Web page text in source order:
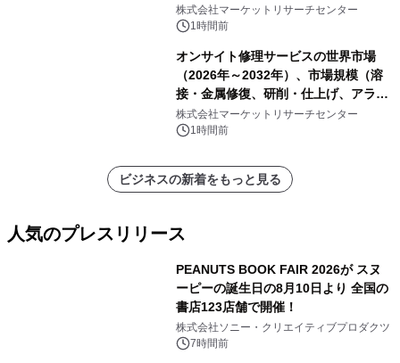
表
株式会社マーケットリサーチセンター
1時間前
オンサイト修理サービスの世界市場
（2026年～2032年）、市場規模（溶
接・金属修復、研削・仕上げ、アライ
メント、その他）・分析レポートを発
表
株式会社マーケットリサーチセンター
1時間前
ビジネスの新着をもっと見る
人気のプレスリリース
PEANUTS BOOK FAIR 2026が スヌ
ーピーの誕生日の8月10日より 全国の
書店123店舗で開催！
株式会社ソニー・クリエイティブプロダクツ
7時間前